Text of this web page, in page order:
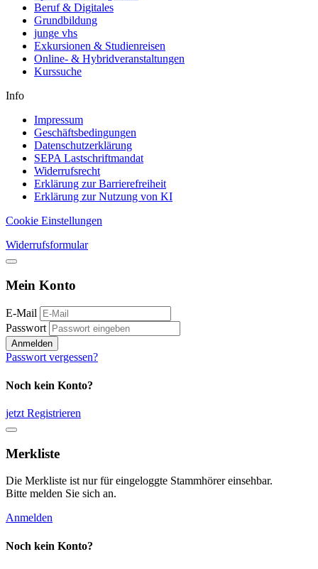
Beruf & Digitales
Grundbildung
junge vhs
Exkursionen & Studienreisen
Online- & Hybridveranstaltungen
Kurssuche
Info
Impressum
Geschäftsbedingungen
Datenschutzerklärung
SEPA Lastschriftmandat
Widerrufsrecht
Erklärung zur Barrierefreiheit
Erklärung zur Nutzung von KI
Cookie Einstellungen
Widerrufsformular
Mein Konto
E-Mail
Passwort
Anmelden
Passwort vergessen?
Noch kein Konto?
jetzt Registrieren
Merkliste
Die Merkliste ist nur für eingeloggte Stammhörer einsehbar.
Bitte melden Sie sich an.
Anmelden
Noch kein Konto?